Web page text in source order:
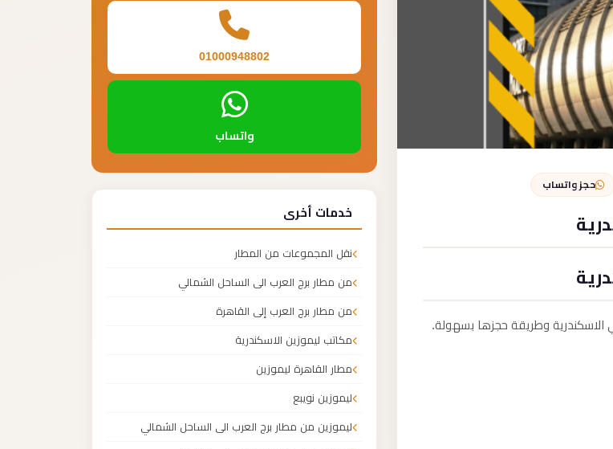
حجز واتساب
الاسكندرية وطريقة حجزها بسهولة.
01000948802
واتساب
خدمات أخرى
نقل المجموعات من المطار
من مطار برج العرب الى الساحل الشمالي
من مطار برج العرب إلى القاهرة
مكاتب ليموزين الاسكندرية
مطار القاهرة ليموزين
ليموزين نويبع
ليموزين من مطار برج العرب الى الساحل الشمالي